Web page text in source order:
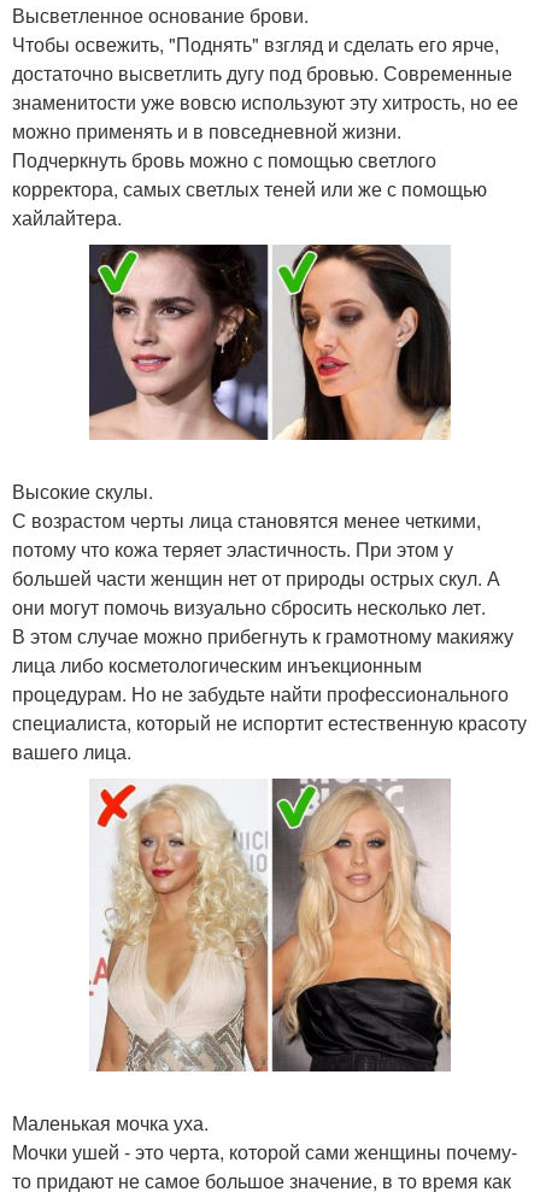
Высветленное основание брови.
Чтобы освежить, "Поднять" взгляд и сделать его ярче,
достаточно высветлить дугу под бровью. Современные
знаменитости уже вовсю используют эту хитрость, но ее
можно применять и в повседневной жизни.
Подчеркнуть бровь можно с помощью светлого
корректора, самых светлых теней или же с помощью
хайлайтера.
Высокие скулы.
С возрастом черты лица становятся менее четкими,
потому что кожа теряет эластичность. При этом у
большей части женщин нет от природы острых скул. А
они могут помочь визуально сбросить несколько лет.
В этом случае можно прибегнуть к грамотному макияжу
лица либо косметологическим инъекционным
процедурам. Но не забудьте найти профессионального
специалиста, который не испортит естественную красоту
вашего лица.
Маленькая мочка уха.
Мочки ушей - это черта, которой сами женщины почему-
то придают не самое большое значение, в то время как